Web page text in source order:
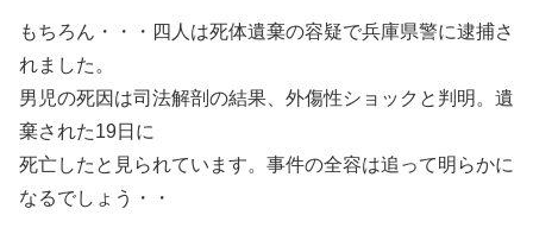
もちろん・・・四人は死体遺棄の容疑で兵庫県警に逮捕さ
れました。
男児の死因は司法解剖の結果、外傷性ショックと判明。遺
棄された19日に
死亡したと見られています。事件の全容は追って明らかに
なるでしょう・・